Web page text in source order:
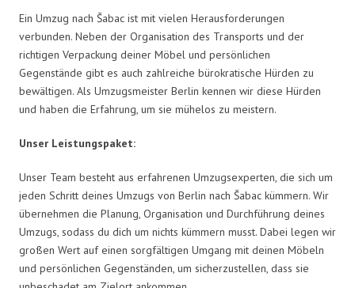
Ein Umzug nach Šabac ist mit vielen Herausforderungen
verbunden. Neben der Organisation des Transports und der
richtigen Verpackung deiner Möbel und persönlichen
Gegenstände gibt es auch zahlreiche bürokratische Hürden zu
bewältigen. Als Umzugsmeister Berlin kennen wir diese Hürden
und haben die Erfahrung, um sie mühelos zu meistern.
Unser Leistungspaket:
Unser Team besteht aus erfahrenen Umzugsexperten, die sich um
jeden Schritt deines Umzugs von Berlin nach Šabac kümmern. Wir
übernehmen die Planung, Organisation und Durchführung deines
Umzugs, sodass du dich um nichts kümmern musst. Dabei legen wir
großen Wert auf einen sorgfältigen Umgang mit deinen Möbeln
und persönlichen Gegenständen, um sicherzustellen, dass sie